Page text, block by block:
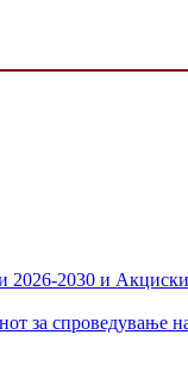
2026-2030 и
за спроведување